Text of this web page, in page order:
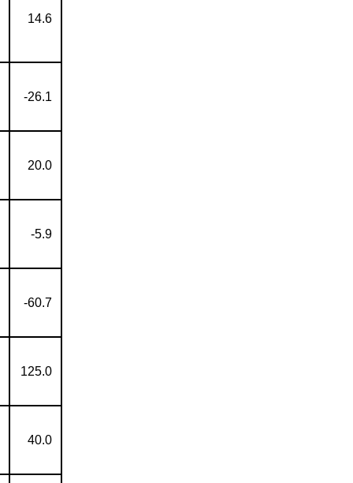
14.6
-26.1
20.0
-5.9
-60.7
125.0
40.0